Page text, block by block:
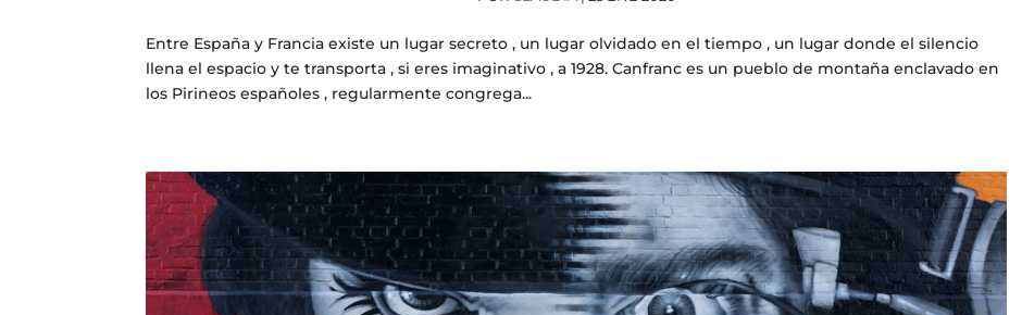
Entre España y Francia existe un lugar secreto , un lugar olvidado en el tiempo , un lugar donde el silencio
llena el espacio y te transporta , si eres imaginativo , a 1928. Canfranc es un pueblo de montaña enclavado en
los Pirineos españoles , regularmente congrega...